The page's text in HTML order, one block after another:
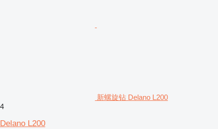
新螺旋钻 Delano L200
4
Delano L200